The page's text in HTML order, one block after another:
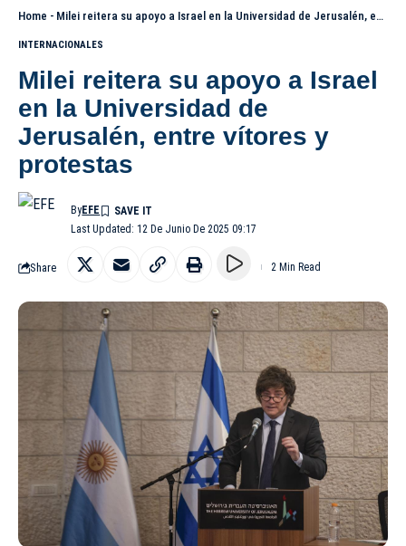
Home - Milei reitera su apoyo a Israel en la Universidad de Jerusalén, entre vítores y protestas
INTERNACIONALES
Milei reitera su apoyo a Israel
en la Universidad de
Jerusalén, entre vítores y
protestas
Last Updated: 12 De Junio De 2025 09:17
ByEFE
Share 2 Min Read